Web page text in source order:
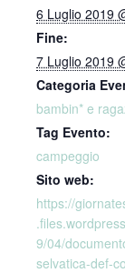
6 Luglio 2019
Fine:
7 Luglio 2019
Categoria
bambin* e
Tag Evento:
campeggio
Sito web:
https://
9/04/
selvatica-def-